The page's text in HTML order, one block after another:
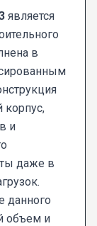
является
в
и
даже в
данного
объем и